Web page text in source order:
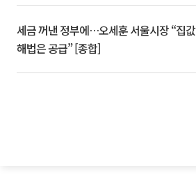
세금 꺼낸 정부에…오세훈 서울시장 “집값
해법은 공급” [종합]